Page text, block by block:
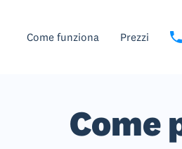
Come funziona Prezzi
Come